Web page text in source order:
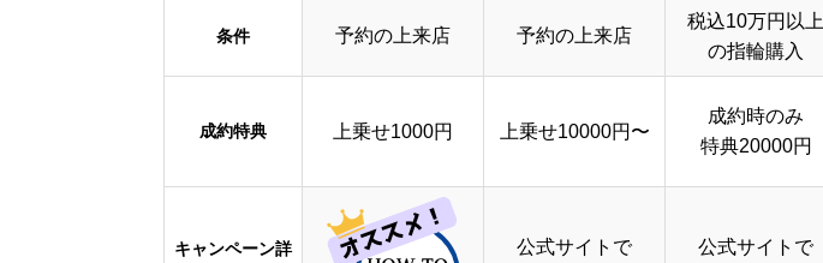
条件 予約の上来店 予約の上来店
税込10万円以上
の指輪購入
成約特典 上乗せ1000円 上乗せ10000円〜
成約時のみ
特典20000円
キャンペーン詳
公式サイトで
公式サイトで